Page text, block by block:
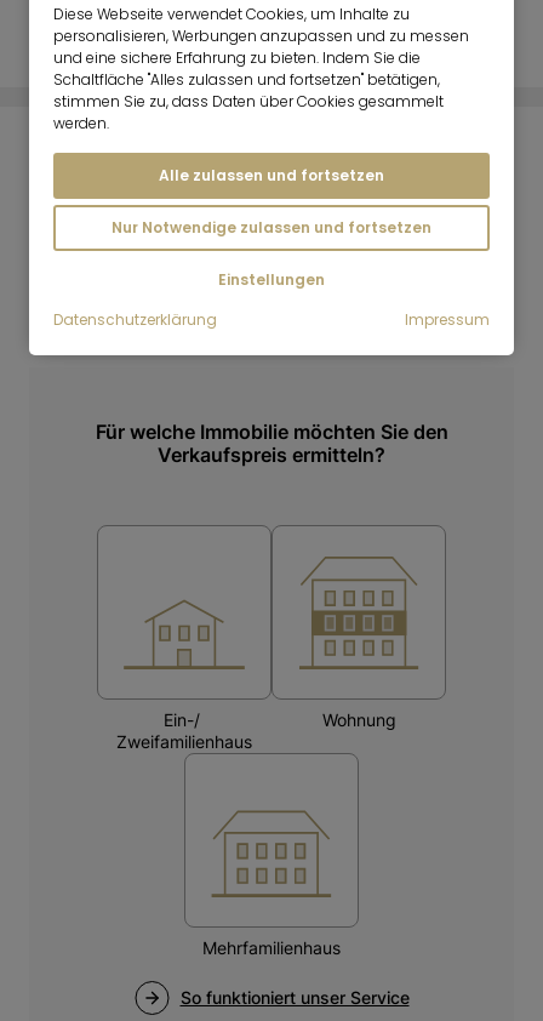
1983
IMMOBILIENPREISRECHNER
Diese Webseite verwendet Cookies, um Inhalte zu
personalisieren, Werbungen anzupassen und zu messen
und eine sichere Erfahrung zu bieten. Indem Sie die
Schaltfläche "Alles zulassen und fortsetzen" betätigen,
stimmen Sie zu, dass Daten über Cookies gesammelt
werden.
Alle zulassen und fortsetzen
Nur Notwendige zulassen und fortsetzen
Einstellungen
Datenschutzerklärung
Impressum